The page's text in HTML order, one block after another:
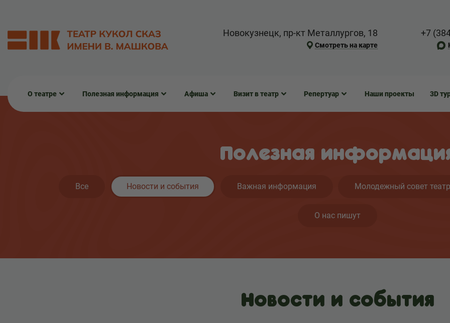
Новокузнецк, пр-кт Металлургов, 18
Смотреть на карте
+7
О театре Полезная информация Афиша Визит в театр Репертуар Наши проекты 3D
Полезная
Все Новости и события Важная информация Молодежный совет
О нас пишут
Новости и события